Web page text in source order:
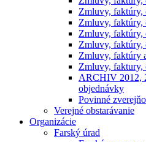
Zmluvy, faktúry,
Zmluvy, faktúry,
Zmluvy, faktúry,
Zmluvy, faktúry,
Zmluvy, faktúry
Zmluvy, faktury,
ARCHIV 2012,
objednávky
Povinné
Verejné obstarávanie
Organizácie
Farský úrad